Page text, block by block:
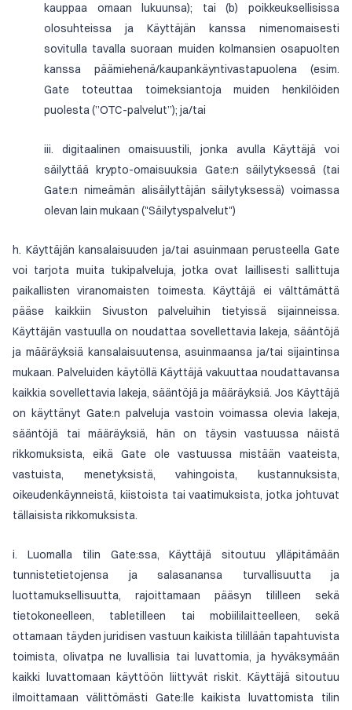
kauppaa omaan lukuunsa); tai (b) poikkeuksellisissa
olosuhteissa ja Käyttäjän kanssa nimenomaisesti
sovitulla tavalla suoraan muiden kolmansien osapuolten
kanssa päämiehenä/kaupankäyntivastapuolena (esim.
Gate toteuttaa toimeksiantoja muiden henkilöiden
puolesta (”OTC-palvelut”); ja/tai
iii. digitaalinen omaisuustili, jonka avulla Käyttäjä voi
säilyttää krypto-omaisuuksia Gate:n säilytyksessä (tai
Gate:n nimeämän alisäilyttäjän säilytyksessä) voimassa
olevan lain mukaan ("Säilytyspalvelut")
h. Käyttäjän kansalaisuuden ja/tai asuinmaan perusteella Gate
voi tarjota muita tukipalveluja, jotka ovat laillisesti sallittuja
paikallisten viranomaisten toimesta. Käyttäjä ei välttämättä
pääse kaikkiin Sivuston palveluihin tietyissä sijainneissa.
Käyttäjän vastuulla on noudattaa sovellettavia lakeja, sääntöjä
ja määräyksiä kansalaisuutensa, asuinmaansa ja/tai sijaintinsa
mukaan. Palveluiden käytöllä Käyttäjä vakuuttaa noudattavansa
kaikkia sovellettavia lakeja, sääntöjä ja määräyksiä. Jos Käyttäjä
on käyttänyt Gate:n palveluja vastoin voimassa olevia lakeja,
sääntöjä tai määräyksiä, hän on täysin vastuussa näistä
rikkomuksista, eikä Gate ole vastuussa mistään vaateista,
vastuista, menetyksistä, vahingoista, kustannuksista,
oikeudenkäynneistä, kiistoista tai vaatimuksista, jotka johtuvat
tällaisista rikkomuksista.
i. Luomalla tilin Gate:ssa, Käyttäjä sitoutuu ylläpitämään
tunnistetietojensa ja salasanansa turvallisuutta ja
luottamuksellisuutta, rajoittamaan pääsyn tililleen sekä
tietokoneelleen, tabletilleen tai mobiililaitteelleen, sekä
ottamaan täyden juridisen vastuun kaikista tilillään tapahtuvista
toimista, olivatpa ne luvallisia tai luvattomia, ja hyväksymään
kaikki luvattomaan käyttöön liittyvät riskit. Käyttäjä sitoutuu
ilmoittamaan välittömästi Gate:lle kaikista luvattomista tilin